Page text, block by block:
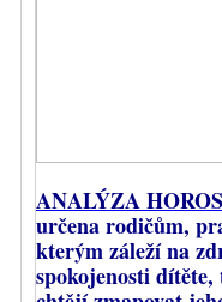
ANALÝZA
určena rodičům,
kterým záleží na
spokojenosti